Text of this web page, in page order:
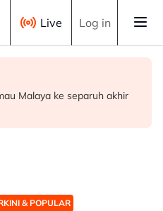
Live Log in
hari ini
anak jatuh kolam ikan
Malaya ke separuh akhir
& POPULAR